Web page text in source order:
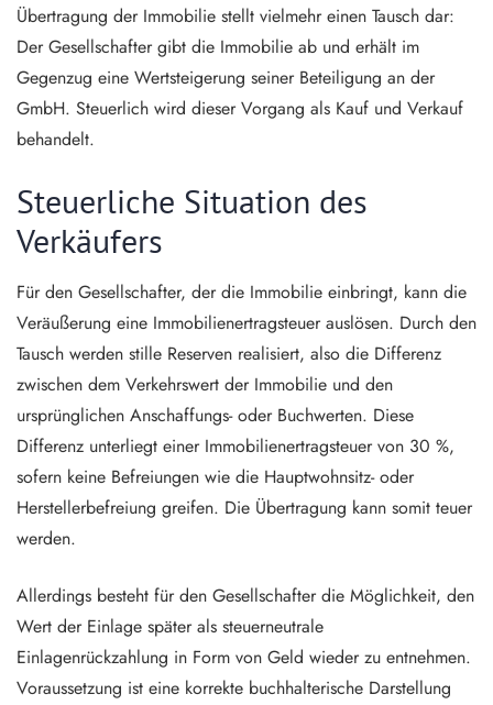
Übertragung der Immobilie stellt vielmehr einen Tausch dar:
Der Gesellschafter gibt die Immobilie ab und erhält im
Gegenzug eine Wertsteigerung seiner Beteiligung an der
GmbH. Steuerlich wird dieser Vorgang als Kauf und Verkauf
behandelt.
Steuerliche Situation des
Verkäufers
Für den Gesellschafter, der die Immobilie einbringt, kann die
Veräußerung eine Immobilienertragsteuer auslösen. Durch den
Tausch werden stille Reserven realisiert, also die Differenz
zwischen dem Verkehrswert der Immobilie und den
ursprünglichen Anschaffungs- oder Buchwerten. Diese
Differenz unterliegt einer Immobilienertragsteuer von 30 %,
sofern keine Befreiungen wie die Hauptwohnsitz- oder
Herstellerbefreiung greifen. Die Übertragung kann somit teuer
werden.
Allerdings besteht für den Gesellschafter die Möglichkeit, den
Wert der Einlage später als steuerneutrale
Einlagenrückzahlung in Form von Geld wieder zu entnehmen.
Voraussetzung ist eine korrekte buchhalterische Darstellung